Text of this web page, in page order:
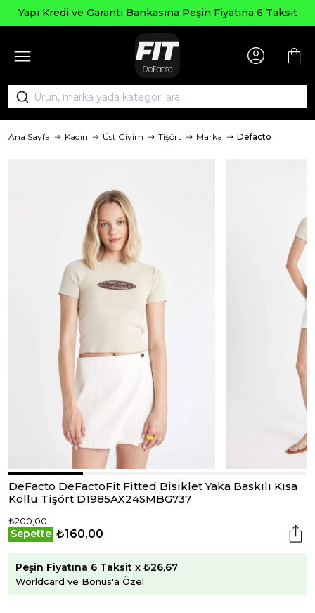
Yapı Kredi ve Garanti Bankasına Peşin Fiyatına 6 Taksit
Ana Sayfa Kadın Üst Giyim Tişört Marka Defacto
DeFacto DeFactoFit Fitted Bisiklet Yaka Baskılı Kısa
Kollu Tişört D1985AX24SMBG737
₺200,00
Sepette ₺160,00
Peşin Fiyatına 6 Taksit x ₺26,67
Worldcard ve Bonus'a Özel